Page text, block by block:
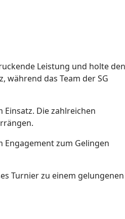
Leistung und holte den
während das Team der SG
Die zahlreichen
zum Gelingen
Turnier zu einem gelungenen